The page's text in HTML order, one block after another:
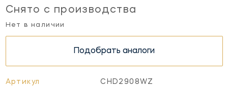
Снято с производства
Нет в наличии
Подобрать аналоги
Артикул CHD2908WZ